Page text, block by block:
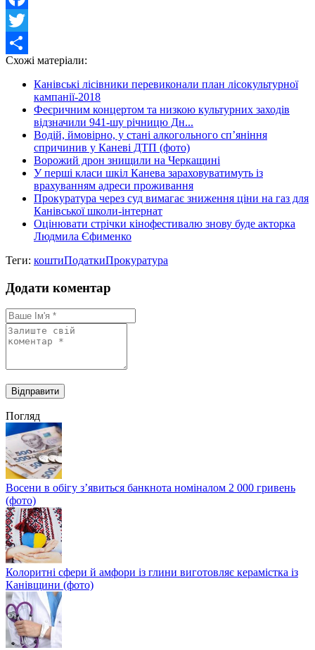
Facebook
Twitter
Share
Схожі матеріали:
Канівські лісівники перевиконали план лісокультурної
кампанії-2018
Феєричним концертом та низкою культурних заходів
відзначили 941-шу річницю Дн...
Водій, ймовірно, у стані алкогольного сп’яніння
спричинив у Каневі ДТП (фото)
Ворожий дрон знищили на Черкащині
У перші класи шкіл Канева зараховуватимуть із
врахуванням адреси проживання
Прокуратура через суд вимагає зниження ціни на газ для
Канівської школи-інтернат
Оцінювати стрічки кінофестивалю знову буде акторка
Людмила Єфименко
Теги: коштиПодаткиПрокуратура
Додати коментар
Погляд
Восени в обігу з’явиться банкнота номіналом 2 000 гривень
(фото)
Колоритні сфери й амфори із глини виготовляє керамістка із
Канівщини (фото)